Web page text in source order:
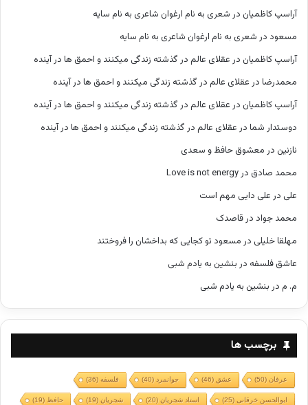
آراسپ کاظمیان در شعری به نام ارغوان شاعری به نام سایه
مسعود در شعری به نام ارغوان شاعری به نام سایه
آراسپ کاظمیان در عقلای عالم در گذشته زندگی میکنند و احمق ها در آینده
محمدرضا در عقلای عالم در گذشته زندگی میکنند و احمق ها در آینده
آراسپ کاظمیان در عقلای عالم در گذشته زندگی میکنند و احمق ها در آینده
دوستدار شما در عقلای عالم در گذشته زندگی میکنند و احمق ها در آینده
نازنین در معشوق حافظ و سعدی
محمد صادق درLove is not energy
علی در علی دایی مهم است
محمد جواد درقاصدک
مهلقا خلیلی در مسعود تو کجایی که بداخشان را فروختند
عاشق فلسفه در بنشین به یادم شبی
م. م در بنشین به یادم شبی
برچسب ها
عرفان(50) عشق (46) جوانمرد (40) فلسفه(36)
ابوالحسن خرقانی(25) استاد شجریان(20) شجریان(19) حافظ (19)